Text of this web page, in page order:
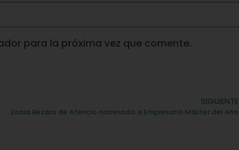
para la próxima vez que comente.
SIGUIENTE
Zonia Bezara de Atencio nominada a Empresario Máster del Año